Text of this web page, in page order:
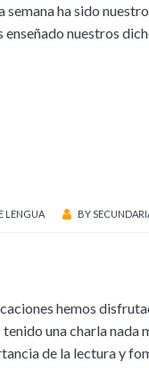
ha sido
nuestros
LENGUA BY
hemos
una charla
de la lectura y